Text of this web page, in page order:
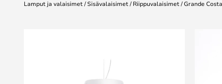
Lamput ja valaisimet Sisävalaisimet Riippuvalaisimet Grande